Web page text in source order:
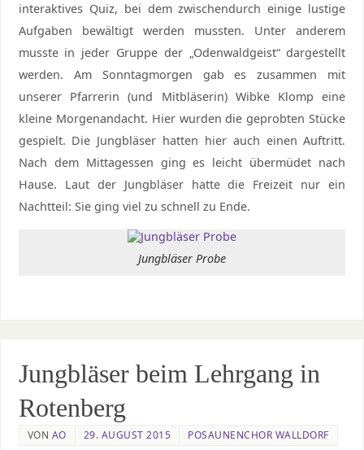
interaktives Quiz, bei dem zwischendurch einige lustige
Aufgaben bewältigt werden mussten. Unter anderem
musste in jeder Gruppe der „Odenwaldgeist“ dargestellt
werden. Am Sonntagmorgen gab es zusammen mit
unserer Pfarrerin (und Mitbläserin) Wibke Klomp eine
kleine Morgenandacht. Hier wurden die geprobten Stücke
gespielt. Die Jungbläser hatten hier auch einen Auftritt.
Nach dem Mittagessen ging es leicht übermüdet nach
Hause. Laut der Jungbläser hatte die Freizeit nur ein
Nachtteil: Sie ging viel zu schnell zu Ende.
Jungbläser Probe
Jungbläser beim Lehrgang in
Rotenberg
VON AO 29. AUGUST 2015 POSAUNENCHOR WALLDORF